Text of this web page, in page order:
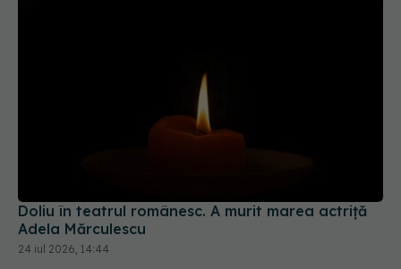
Doliu în teatrul românesc. A murit marea actriță
Adela Mărculescu
24 iul 2026, 14:44